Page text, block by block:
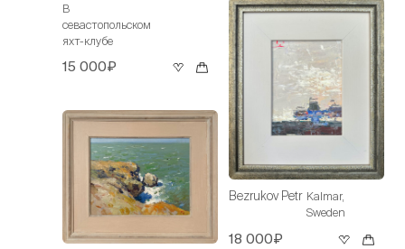
В
севастопольском
яхт-клубе
15 000₽
Bezrukov Petr Kalmar,
Sweden
18 000₽